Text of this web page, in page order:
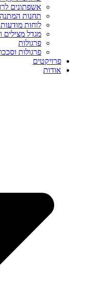
אשפתונים
תחנות המתנה
לוחות מודעות
מגדל מצילים
פרגולות
פרגולות
פרויקטים
אודות